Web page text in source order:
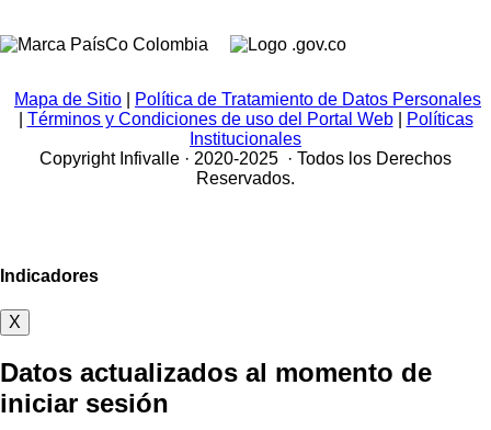
Mapa de Sitio
Política de Tratamiento de Datos Personales
Términos y Condiciones de uso del Portal Web|
Políticas
Institucionales
Copyright Infivalle · 2020-2025 · Todos los Derechos
Reservados.
Indicadores
X
Datos actualizados al momento de
iniciar sesión